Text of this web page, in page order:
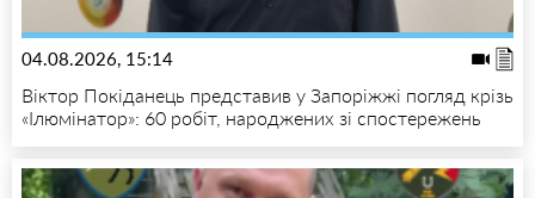
04.08.2026, 15:14
Віктор Покіданець представив у Запоріжжі погляд крізь
«Ілюмінатор»: 60 робіт, народжених зі спостережень